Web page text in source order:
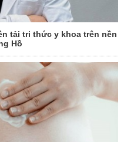
tải tri thức y khoa trên nền
Hồ